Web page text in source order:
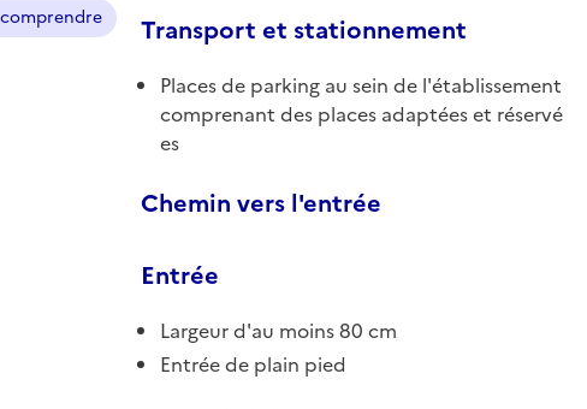
Transport et stationnement
Places de parking au sein de l'établissement
comprenant des places adaptées et réservé
es
Chemin vers l'entrée
Entrée
Largeur d'au moins 80 cm
Entrée de plain pied